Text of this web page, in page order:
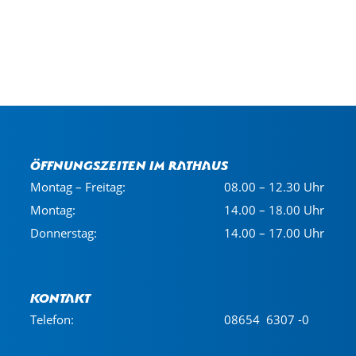
Öffnungszeiten im Rathaus
Montag – Freitag:
08.00 – 12.30 Uhr
Montag:
14.00 – 18.00 Uhr
Donnerstag:
14.00 – 17.00 Uhr
Kontakt
Telefon: 08654 6307 -0